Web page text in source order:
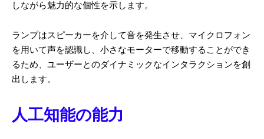
しながら魅力的な個性を示します。
ランプはスピーカーを介して音を発生させ、マイクロフォン
を用いて声を認識し、小さなモーターで移動することができ
るため、ユーザーとのダイナミックなインタラクションを創
出します。
人工知能の能力